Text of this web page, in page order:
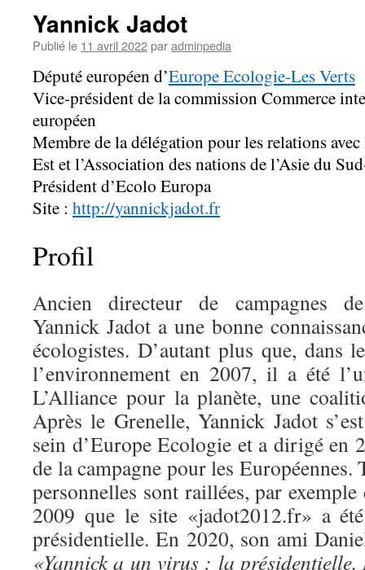
Yannick Jadot
Publié le 11 avril 2022paradminpedia
Député européen d’Europe Ecologie-Les Verts
Vice-président de la commission Commerce
européen
Membre de la délégation pour les relations avec
Est et l’Association des nations de l’Asie du
Président d’Ecolo Europa
Site : http://yannickjadot.fr
Profil
Ancien directeur de campagnes
Yannick Jadot a une bonne
écologistes. D’autant plus que, dans
l’environnement en 2007, il a été
L’Alliance pour la planète, une
Après le Grenelle, Yannick Jadot
sein d’Europe Ecologie et a dirigé en
de la campagne pour les Européennes.
personnelles sont raillées, par
2009 que le site «jadot2012.fr» a
présidentielle. En 2020, son ami
«Yannick a un virus : la présidentielle.